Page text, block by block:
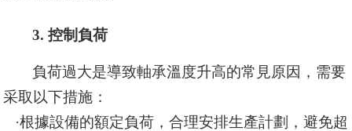
3. 控制負荷
負荷過大是導致軸承溫度升高的常見原因，需要
采取以下措施：
·根據設備的額定負荷，合理安排生產計劃，避免超